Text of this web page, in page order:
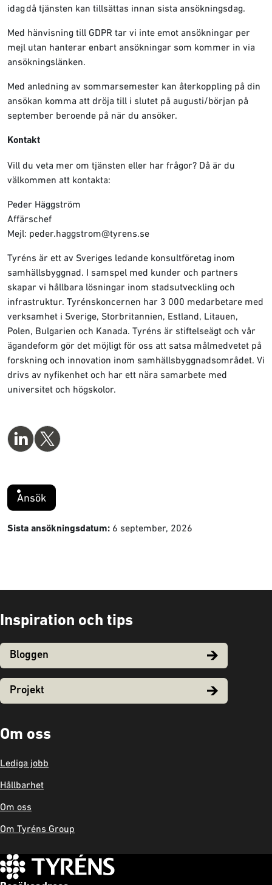
idag då tjänsten kan tillsättas innan sista ansökningsdag.
Med hänvisning till GDPR tar vi inte emot ansökningar per
mejl utan hanterar enbart ansökningar som kommer in via
ansökningslänken.
Med anledning av sommarsemester kan återkoppling på din
ansökan komma att dröja till i slutet på augusti/början på
september beroende på när du ansöker.
Kontakt
Vill du veta mer om tjänsten eller har frågor? Då är du
välkommen att kontakta:
Peder Häggström
Affärschef
Mejl: peder.haggstrom@tyrens.se
Tyréns är ett av Sveriges ledande konsultföretag inom
samhällsbyggnad. I samspel med kunder och partners
skapar vi hållbara lösningar inom stadsutveckling och
infrastruktur. Tyrénskoncernen har 3 000 medarbetare med
verksamhet i Sverige, Storbritannien, Estland, Litauen,
Polen, Bulgarien och Kanada. Tyréns är stiftelseägt och vår
ägandeform gör det möjligt för oss att satsa målmedvetet på
forskning och innovation inom samhällsbyggnadsområdet. Vi
drivs av nyfikenhet och har ett nära samarbete med
universitet och högskolor.
Ansök
Sista ansökningsdatum: 6 september, 2026
Inspiration och tips
Bloggen
Projekt
Om oss
Lediga jobb
Hållbarhet
Om oss
Om Tyréns Group